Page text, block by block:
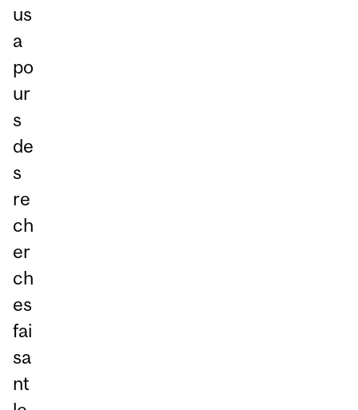
us
a
po
ur
s
de
s
re
ch
er
ch
es
fai
sa
nt